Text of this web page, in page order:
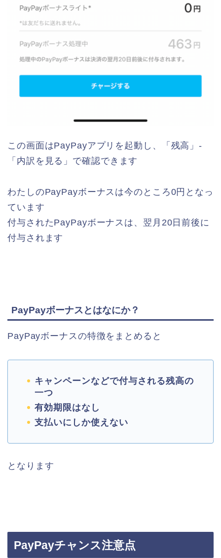
この画面はPayPayアプリを起動し、「残高」-
「内訳を見る」で確認できます
わたしのPayPayボーナスは今のところ0円となっ
ています
付与されたPayPayボーナスは、翌月20日前後に
付与されます
PayPayボーナスとはなにか？
PayPayボーナスの特徴をまとめると
キャンペーンなどで付与される残高の
一つ
有効期限はなし
支払いにしか使えない
となります
PayPayチャンス注意点